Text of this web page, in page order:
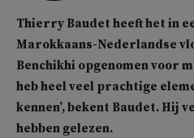
Thierry Baudet heeft het in
Marokkaans-Nederlandse
Benchikhi opgenomen voor
heb heel veel prachtige
kennen’, bekent Baudet. Hij
hebben gelezen.